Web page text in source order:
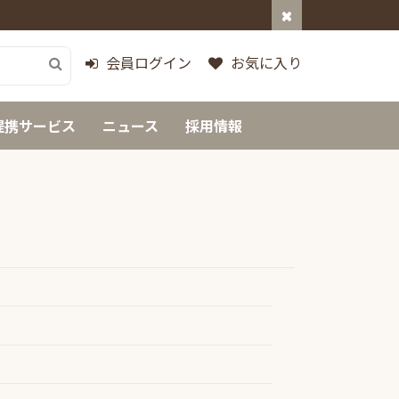
会員ログイン お気に入り
携サービス ニュース 採用情報